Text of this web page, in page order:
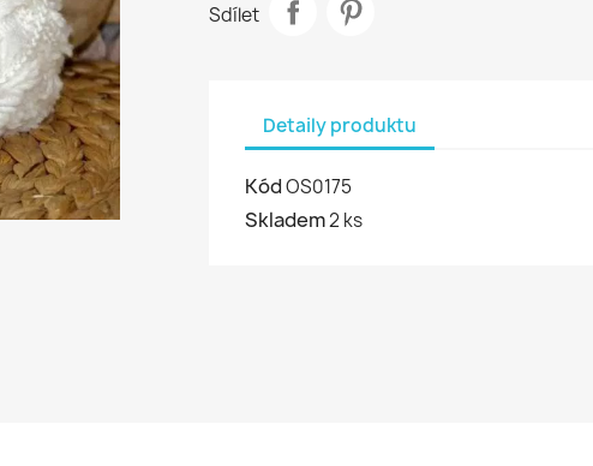
Sdílet
Detaily produktu
KódOS0175
Skladem2 ks